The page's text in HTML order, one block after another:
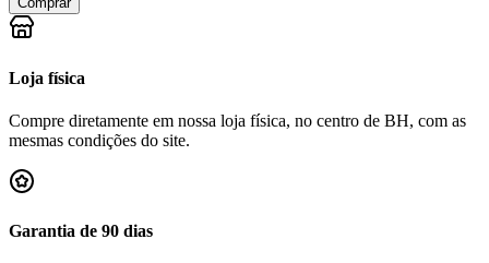
Loja física
Compre diretamente em nossa loja física, no centro de BH, com as
mesmas condições do site.
Garantia de 90 dias